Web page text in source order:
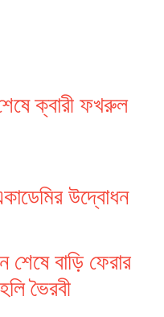
ক্বারী ফখরুল
উদ্বোধন
শেষে বাড়ি ফেরার
ভৈরবী